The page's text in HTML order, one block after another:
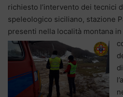
richiesto l’intervento dei tecnici
speleologico siciliano, stazione
presenti nella località montana